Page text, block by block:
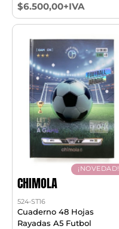
$6.500,00+IVA
¡NOVEDAD!
CHIMOLA
524-ST16
Cuaderno 48 Hojas
Rayadas A5 Futbol